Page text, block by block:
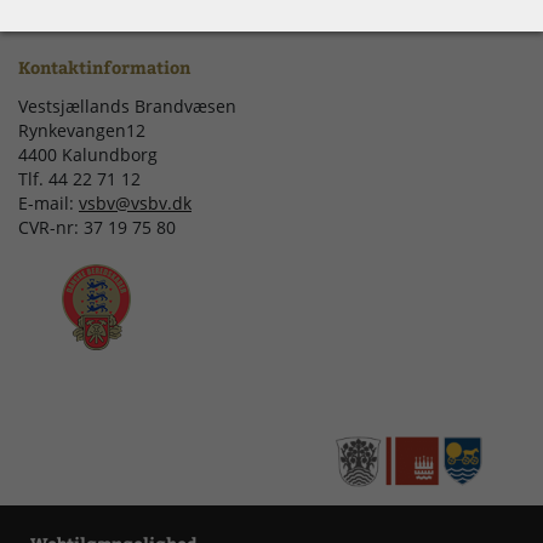
Kontaktinformation
Vestsjællands Brandvæsen
Rynkevangen12
4400 Kalundborg
Tlf. 44 22 71 12
E-mail: vsbv@vsbv.dk
CVR-nr: 37 19 75 80